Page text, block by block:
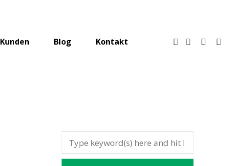
Kunden Blog Kontakt